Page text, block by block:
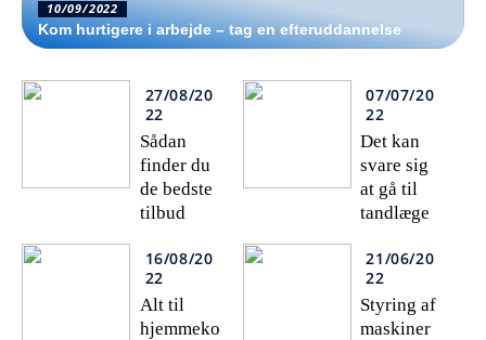
10/09/2022
Kom hurtigere i arbejde – tag en efteruddannelse
27/08/20
22
Sådan
finder du
de bedste
tilbud
16/08/20
22
Alt til
hjemmeko
07/07/20
22
Det kan
svare sig
at gå til
tandlæge
21/06/20
22
Styring af
maskiner